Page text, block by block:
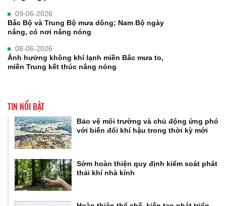
09-06-2026
Bắc Bộ và Trung Bộ mưa dông; Nam Bộ ngày
nắng, có nơi nắng nóng
08-06-2026
Ảnh hưởng không khí lạnh miền Bắc mưa to,
miền Trung kết thúc nắng nóng
TIN NỔI BẬT
Bảo vệ môi trường và chủ động ứng phó
với biến đổi khí hậu trong thời kỳ mới
Sớm hoàn thiện quy định kiểm soát phát
thải khí nhà kính